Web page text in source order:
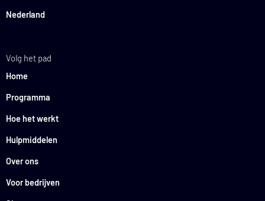
Nederland
Volg het pad
Home
Programma
Hoe het werkt
Hulpmiddelen
Over ons
Voor bedrijven